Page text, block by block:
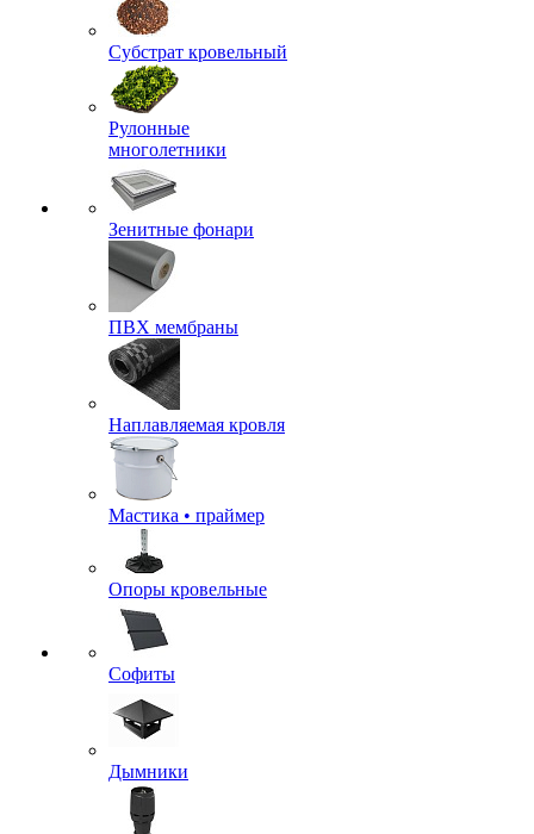
Субстрат кровельный
Рулонные
многолетники
Зенитные фонари
ПВХ мембраны
Наплавляемая кровля
Мастика • праймер
Опоры кровельные
Софиты
Дымники